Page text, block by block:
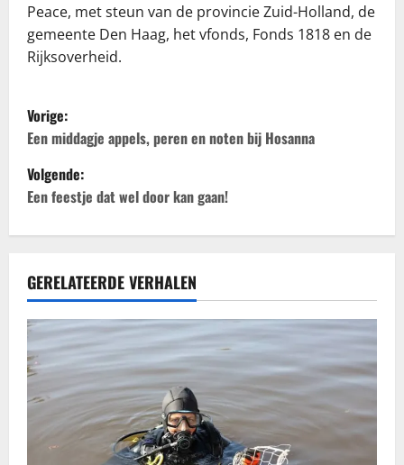
Peace, met steun van de provincie Zuid-Holland, de
gemeente Den Haag, het vfonds, Fonds 1818 en de
Rijksoverheid.
B
e
r
h
t
n
a
Vorige:
Een middagje appels, peren en noten bij Hosanna
Volgende:
Een feestje dat wel door kan gaan!
GERELATEERDE VERHALEN